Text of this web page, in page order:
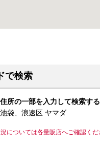
で検索
所の一部を入力して検索する
袋、浪速区 ヤマダ
については各量販店へご確認くだ